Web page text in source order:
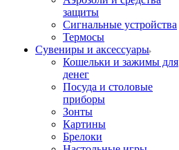
защиты
Сигнальные устройства
Термосы
Сувениры и аксессуары
Кошельки и зажимы для
денег
Посуда и столовые
приборы
Зонты
Картины
Брелоки